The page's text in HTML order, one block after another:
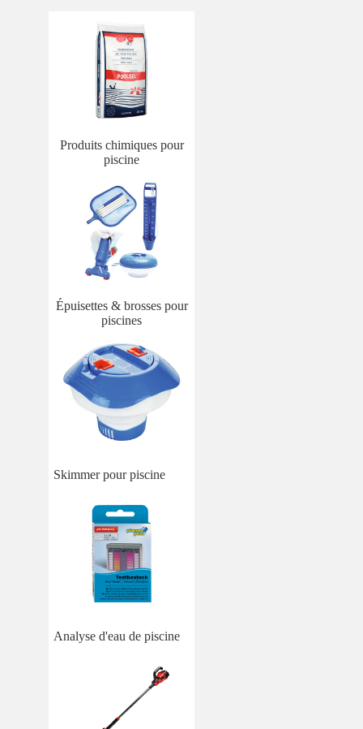
Produits chimiques pour
piscine
Épuisettes & brosses pour
piscines
Skimmer pour piscine
Analyse d'eau de piscine